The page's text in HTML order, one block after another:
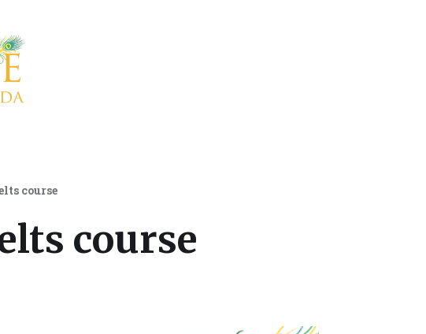
Internasional dan Beasiswa Luar Negeri
course
course